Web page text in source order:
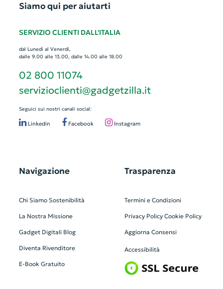
Siamo qui per aiutarti
SERVIZIO CLIENTI DALL'ITALIA
dal Lunedì al Venerdì,
dalle 9.00 alle 13.00, dalle 14.00 alle 18.00
02 800 11074
servizioclienti@gadgetzilla.it
Seguici sui nostri canali social:
Linkedin Facebook Instagram
Navigazione
Chi Siamo Sostenibilità
La Nostra Missione
Gadget Digitali Blog
Diventa Rivenditore
E-Book Gratuito
Trasparenza
Termini e Condizioni
Privacy Policy Cookie Policy
Aggiorna Consensi
Accessibilità